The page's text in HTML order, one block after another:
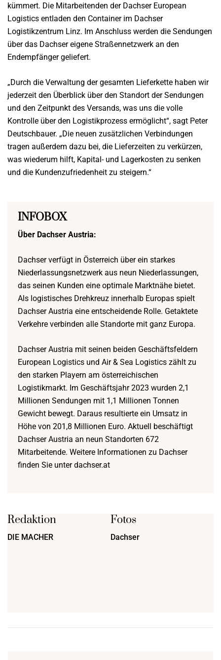
kümmert. Die Mitarbeitenden der Dachser European
Logistics entladen den Container im Dachser
Logistikzentrum Linz. Im Anschluss werden die Sendungen
über das Dachser eigene Straßennetzwerk an den
Endempfänger geliefert.
„Durch die Verwaltung der gesamten Lieferkette haben wir
jederzeit den Überblick über den Standort der Sendungen
und den Zeitpunkt des Versands, was uns die volle
Kontrolle über den Logistikprozess ermöglicht“, sagt Peter
Deutschbauer. „Die neuen zusätzlichen Verbindungen
tragen außerdem dazu bei, die Lieferzeiten zu verkürzen,
was wiederum hilft, Kapital- und Lagerkosten zu senken
und die Kundenzufriedenheit zu steigern.“
INFOBOX
Über Dachser Austria:
Dachser verfügt in Österreich über ein starkes
Niederlassungsnetzwerk aus neun Niederlassungen,
das seinen Kunden eine optimale Marktnähe bietet.
Als logistisches Drehkreuz innerhalb Europas spielt
Dachser Austria eine entscheidende Rolle. Getaktete
Verkehre verbinden alle Standorte mit ganz Europa.
Dachser Austria mit seinen beiden Geschäftsfeldern
European Logistics und Air & Sea Logistics zählt zu
den starken Playern am österreichischen
Logistikmarkt. Im Geschäftsjahr 2023 wurden 2,1
Millionen Sendungen mit 1,1 Millionen Tonnen
Gewicht bewegt. Daraus resultierte ein Umsatz in
Höhe von 201,8 Millionen Euro. Aktuell beschäftigt
Dachser Austria an neun Standorten 672
Mitarbeitende. Weitere Informationen zu Dachser
finden Sie unter dachser.at
Redaktion
DIE MACHER
Fotos
Dachser